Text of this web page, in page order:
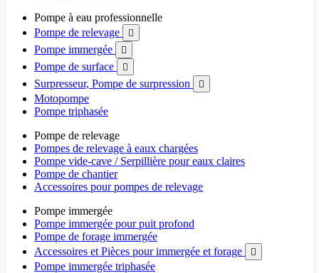
Pompe à eau professionnelle
Pompe de relevage

Pompe immergée 
Pompe de surface 
Surpresseur, Pompe de surpression 
Motopompe
Pompe triphasée
Pompe de relevage
Pompes de relevage à eaux chargées
Pompe vide-cave / Serpillière pour eaux claires
Pompe de chantier
Accessoires pour pompes de relevage
Pompe immergée
Pompe immergée pour puit profond
Pompe de forage immergée
Accessoires et Pièces pour immergée et forage

Pompe immergée triphasée